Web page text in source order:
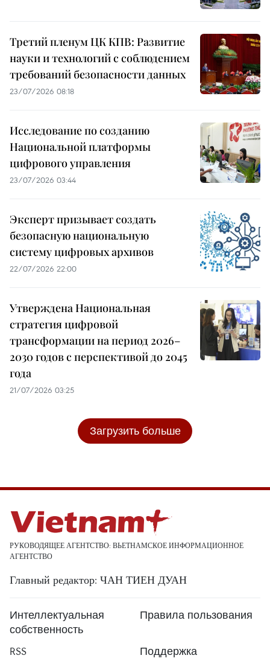
Третий пленум ЦК КПВ: Развитие
науки и технологий с соблюдением
требований безопасности данных
23/07/2026 08:18
Исследование по созданию
Национальной платформы
цифрового управления
23/07/2026 03:44
Эксперт призывает создать
безопасную национальную
систему цифровых архивов
22/07/2026 22:00
Утверждена Национальная
стратегия цифровой
трансформации на период 2026–
2030 годов с перспективой до 2045
года
21/07/2026 03:25
Загрузить больше
РУКОВОДЯЩЕЕ АГЕНТСТВО: ВЬЕТНАМСКОЕ ИНФОРМАЦИОННОЕ
АГЕНТСТВО
Главный редактор: ЧАН ТИЕН ДУАН
Интеллектуальная
собственность
Правила пользования
RSS
Поддержка